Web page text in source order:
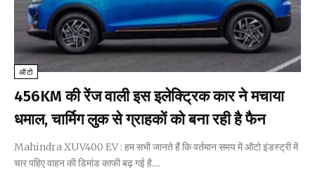
ऑटो
456KM की रेंज वाली इस इलेक्ट्रिक कार ने मचाया
धमाल, चार्मिग लुक से ग्राहकों को बना रही है फैन
Mahindra XUV400 EV : हम सभी जानते हैं कि वर्तमान समय में ऑटो इंडस्ट्री में
चार पहिए वाहन की डिमांड काफी बढ़ गई है....